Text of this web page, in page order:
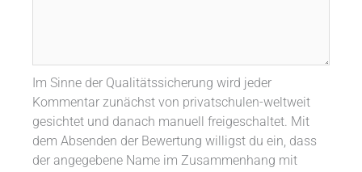
Im Sinne der Qualitätssicherung wird jeder
Kommentar zunächst von privatschulen-weltweit
gesichtet und danach manuell freigeschaltet. Mit
dem Absenden der Bewertung willigst du ein, dass
der angegebene Name im Zusammenhang mit